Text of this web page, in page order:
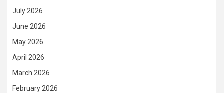
July 2026
June 2026
May 2026
April 2026
March 2026
February 2026